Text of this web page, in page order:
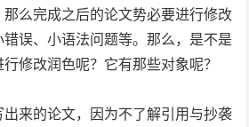
么完成之后的论文势必要进行修改
误、小语法问题等。那么，是不是
修改润色呢？它有那些对象呢？
来的论文，因为不了解引用与抄袭